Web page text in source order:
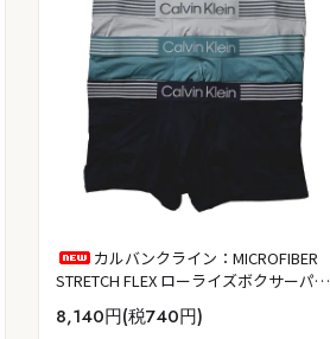
カルバンクライン：MICROFIBER
STRETCH FLEX ローライズボクサーパン
ツ 5PK (ブラック／タービュランス／ハ
イライズ／ダスティセージ／ショアライ
8,140円(税740円)